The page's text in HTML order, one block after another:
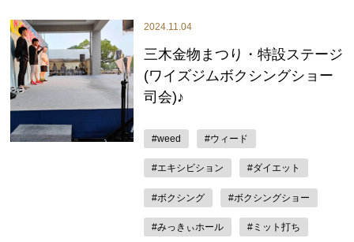
2024.11.04
三木金物まつり・特設ステージ
(ワイズジムボクシングショー
司会)♪
#weed #ウィード
#エキシビション #ダイエット
#ボクシング #ボクシングショー
#みっきぃホール #ミット打ち